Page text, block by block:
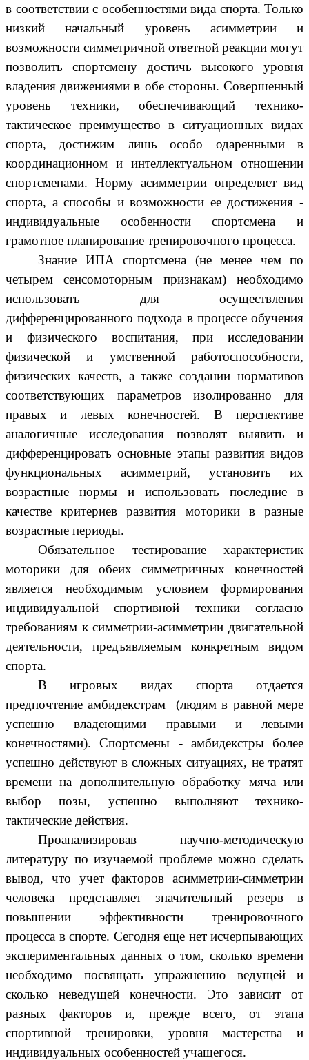
в соответствии с особенностями вида спорта. Только
низкий начальный уровень асимметрии и
возможности симметричной ответной реакции могут
позволить спортсмену достичь высокого уровня
владения движениями в обе стороны. Совершенный
уровень техники, обеспечивающий технико-
тактическое преимущество в ситуационных видах
спорта, достижим лишь особо одаренными в
координационном и интеллектуальном отношении
спортсменами. Норму асимметрии определяет вид
спорта, а способы и возможности ее достижения -
индивидуальные особенности спортсмена и
грамотное планирование тренировочного процесса.
Знание ИПА спортсмена (не менее чем по
четырем сенсомоторным признакам) необходимо
использовать для осуществления
дифференцированного подхода в процессе обучения
и физического воспитания, при исследовании
физической и умственной работоспособности,
физических качеств, а также создании нормативов
соответствующих параметров изолированно для
правых и левых конечностей. В перспективе
аналогичные исследования позволят выявить и
дифференцировать основные этапы развития видов
функциональных асимметрий, установить их
возрастные нормы и использовать последние в
качестве критериев развития моторики в разные
возрастные периоды.
Обязательное тестирование характеристик
моторики для обеих симметричных конечностей
является необходимым условием формирования
индивидуальной спортивной техники согласно
требованиям к симметрии-асимметрии двигательной
деятельности, предъявляемым конкретным видом
спорта.
В игровых видах спорта отдается
предпочтение амбидекстрам (людям в равной мере
успешно владеющими правыми и левыми
конечностями). Спортсмены - амбидекстры более
успешно действуют в сложных ситуациях, не тратят
времени на дополнительную обработку мяча или
выбор позы, успешно выполняют технико-
тактические действия.
Проанализировав научно-методическую
литературу по изучаемой проблеме можно сделать
вывод, что учет факторов асимметрии-симметрии
человека представляет значительный резерв в
повышении эффективности тренировочного
процесса в спорте. Сегодня еще нет исчерпывающих
экспериментальных данных о том, сколько времени
необходимо посвящать упражнению ведущей и
сколько неведущей конечности. Это зависит от
разных факторов и, прежде всего, от этапа
спортивной тренировки, уровня мастерства и
индивидуальных особенностей учащегося.